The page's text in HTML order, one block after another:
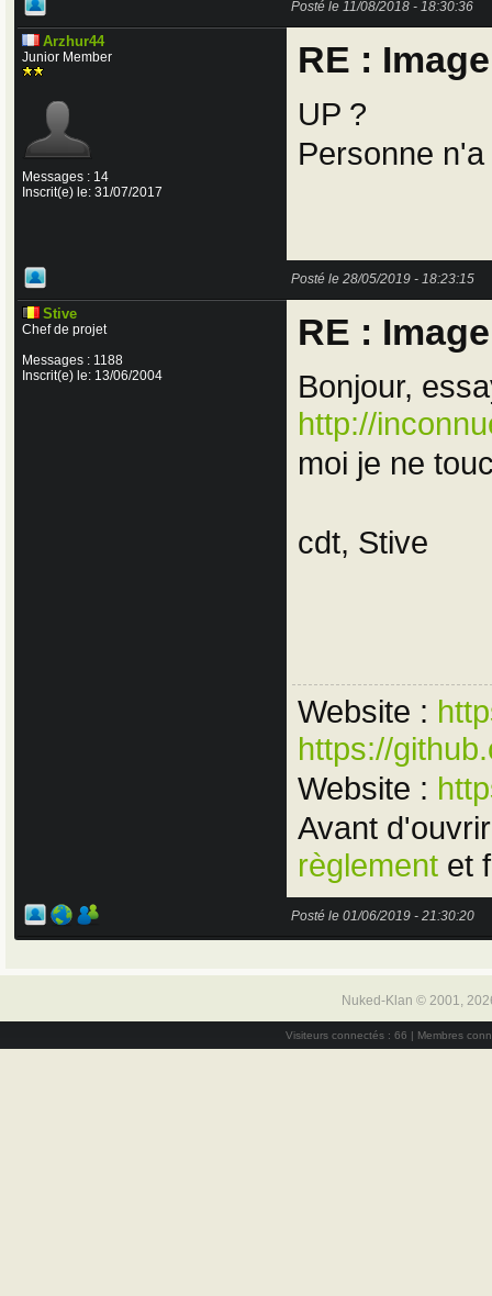
Posté le 11/08/2018 - 18:30:36
Arzhur44
Junior Member
Messages : 14
Inscrit(e) le: 31/07/2017
RE :
UP ?
Personne
Posté le 28/05/2019 - 18:23:15
Stive
Chef de projet
Messages : 1188
Inscrit(e) le: 13/06/2004
RE :
Bonjour,
http://
moi je ne
cdt, Stive
Website :
https://
Website :
Avant
règlement et
Posté le 01/06/2019 - 21:30:20
Nuked-Klan © 2001,
Visiteurs connectés : 66 | Membres